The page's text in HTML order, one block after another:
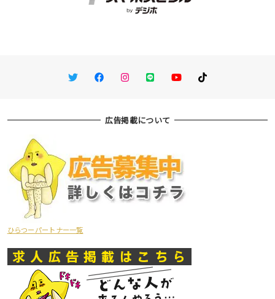
TwitterFacebookInstagram
LINE You TubeTikTok
広告掲載について
ひらつーパートナー一覧